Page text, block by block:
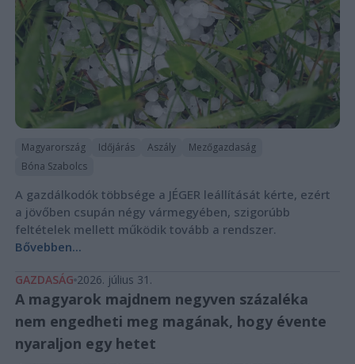
Magyarország Időjárás Aszály
Mezőgazdaság
Bóna Szabolcs
A gazdálkodók többsége a JÉGER leállítását kérte, ezért
a jövőben csupán négy vármegyében, szigorúbb
feltételek mellett működik tovább a rendszer.
Bővebben...
GAZDASÁG 2026. július 31.
A magyarok majdnem negyven százaléka
nem engedheti meg magának, hogy évente
nyaraljon egy hetet